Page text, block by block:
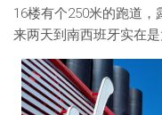
16楼有个250米的跑道
来两天到南西班牙实在是